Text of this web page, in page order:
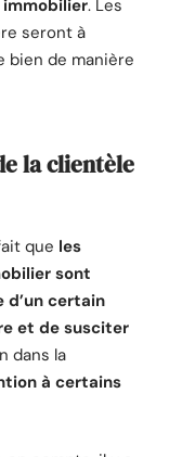
. Les
seront à
bien de manière
la clientèle
que les
sont
d’un certain
et de susciter
dans la
à certains